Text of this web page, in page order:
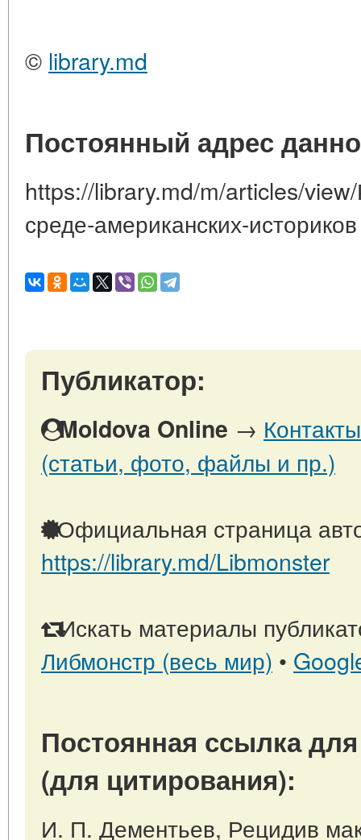
© library.md
Постоянный адрес
https://library.md/m/articles/
среде-американских-историков
Публикатор:
Moldova Online →
(статьи, фото, файлы и пр.)
Официальная страница
https://library.md/Libmonster
Искать материалы
Либмонстр (весь мир) •
Постоянная ссылка
(для цитирования):
И. П. Дементьев, Рецидив